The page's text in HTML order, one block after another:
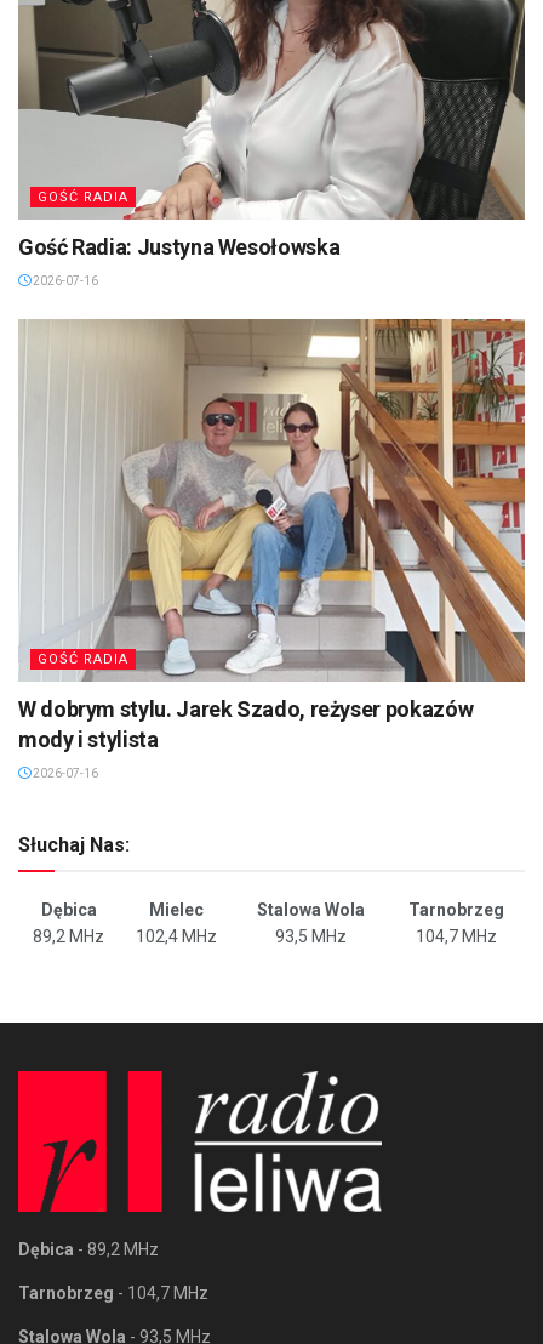
GOŚĆ RADIA
Gość Radia: Justyna Wesołowska
2026-07-16
GOŚĆ RADIA
W dobrym stylu. Jarek Szado, reżyser pokazów
mody i stylista
2026-07-16
Słuchaj Nas:
Dębica Mielec Stalowa Wola
Tarnobrzeg
89,2 MHz
102,4 MHz 93,5 MHz 104,7 MHz
Dębica - 89,2 MHz
Tarnobrzeg - 104,7 MHz
Stalowa Wola - 93,5 MHz